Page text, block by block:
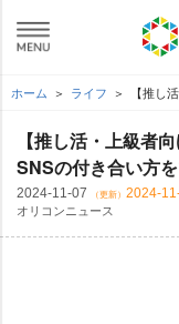
ホーム ライフ 【推し
【推し活・上級者
SNSの付き合い方
2024-11-07 （更新） 2024-
オリコンニュース